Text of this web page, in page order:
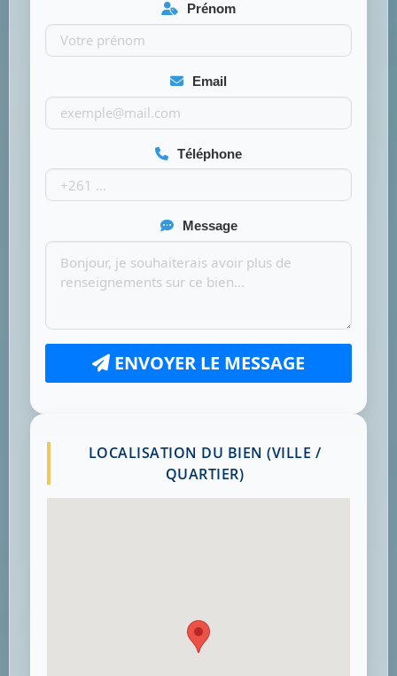
Prénom
Email
Téléphone
Message
ENVOYER LE MESSAGE
LOCALISATION DU BIEN (VILLE /
QUARTIER)